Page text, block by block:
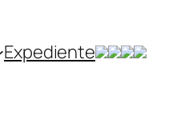
Expediente